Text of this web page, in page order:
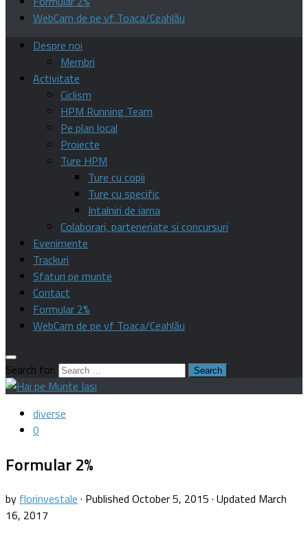
WebCam de pe vf Toaca/Ceahlău
Despre noi
Membri
Activitate
Ciclism
HPM Running Team
Pe plan local
Proiecte
Ture HPM
Ture cu copii
Ture cu specific
Intalniri de iarna
Colaborari, parteneriate si concursuri
Evenimente
Trackuri
Sfaturi pe munte
Contact
Formular 2%
WebCam de pe vf Toaca/Ceahlău
Search for:
diverse
0
Formular 2%
by florinvestale · Published October 5, 2015 · Updated March
16, 2017